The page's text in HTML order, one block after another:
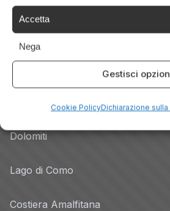
Accetta
Nega
Gestisci
Cookie PolicyDichiarazione sulla
Tutte le Regioni →
Destinazioni
Lago di Garda
Dolomiti
Lago di Como
Costiera Amalfitana